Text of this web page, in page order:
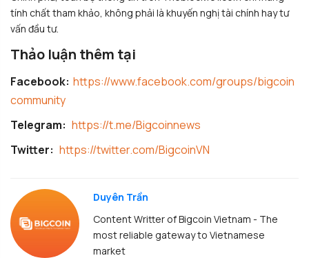
tính chất tham khảo, không phải là khuyến nghị tài chính hay tư
vấn đầu tư.
Thảo luận thêm tại
Facebook: https://www.facebook.com/groups/bigcoin
community
Telegram: https://t.me/Bigcoinnews
Twitter: https://twitter.com/BigcoinVN
Duyên Trần
Content Writter of Bigcoin Vietnam - The
most reliable gateway to Vietnamese
market